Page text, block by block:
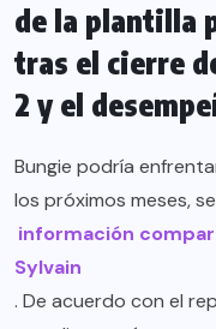
de la plantilla
tras el cierre
2 y el
Bungie podría
los próximos meses,
información
Sylvain
. De acuerdo con el